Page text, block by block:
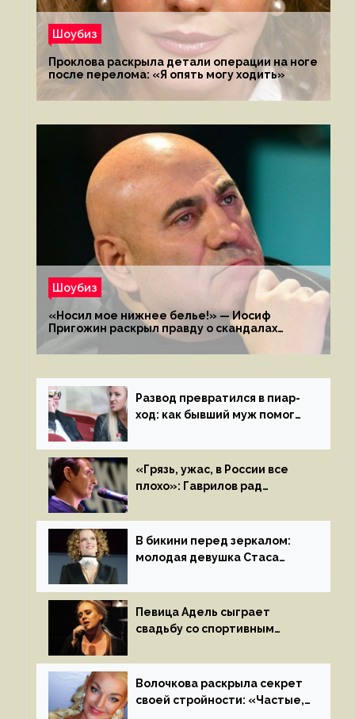
Шоубиз
Проклова раскрыла детали операции на ноге
после перелома: «Я опять могу ходить»
Шоубиз
«Носил мое нижнее белье!» — Иосиф
Пригожин раскрыл правду о скандалах
с мужем своей экс-жены
Развод превратился в пиар-
ход: как бывший муж помог
«Грязь, ужас, в России все
плохо»: Гаврилов рад
иноагентов
В бикини перед зеркалом:
молодая девушка Стаса
на камеру
Певица Адель сыграет
свадьбу со спортивным
летом
Волочкова раскрыла секрет
своей стройности: «Частые,